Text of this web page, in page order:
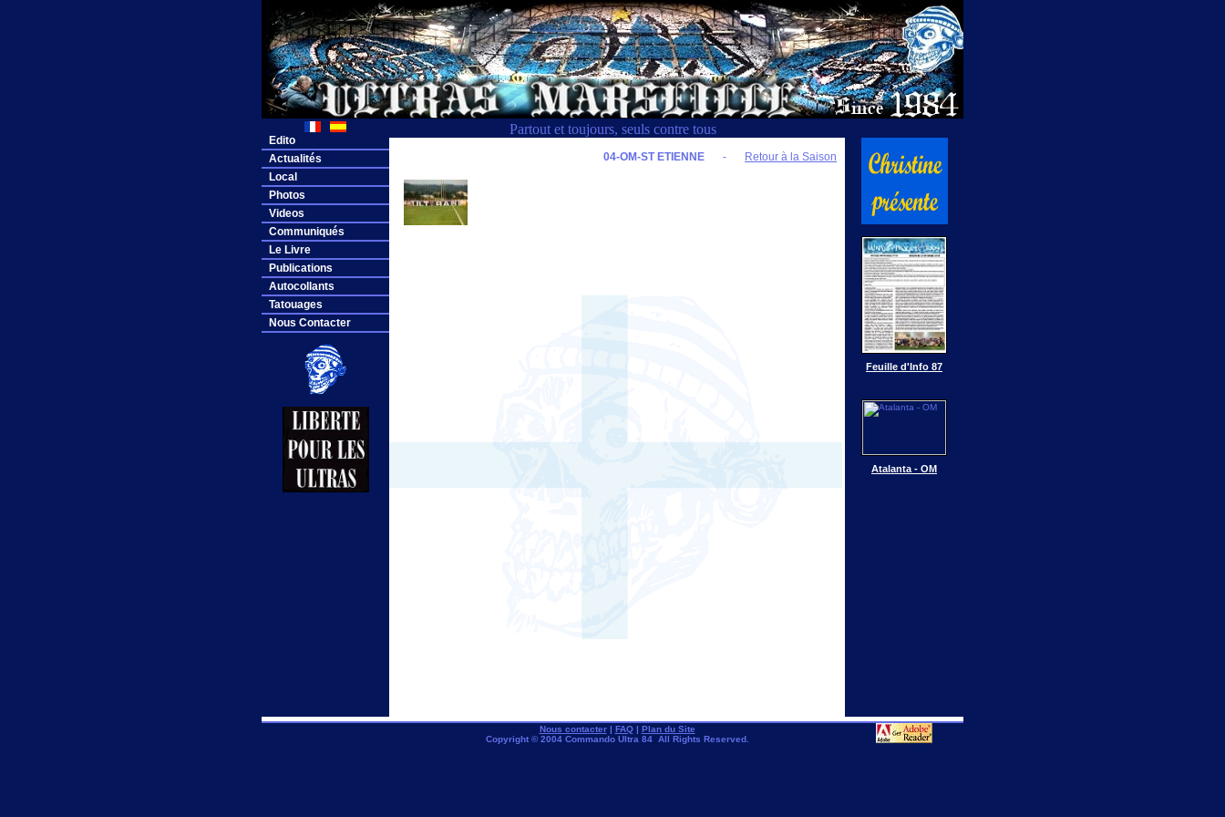
Partout et toujours, seuls contre tous
Edito
Actualités
Local
Photos
Videos
Communiqués
Le Livre
Publications
Autocollants
Tatouages
Nous Contacter
04-OM-ST ETIENNE - Retour à la Saison
Feuille d'Info 87
Atalanta - OM
Nous contacter| FAQ| Plan du Site
Copyright © 2004 Commando Ultra 84 All Rights Reserved.